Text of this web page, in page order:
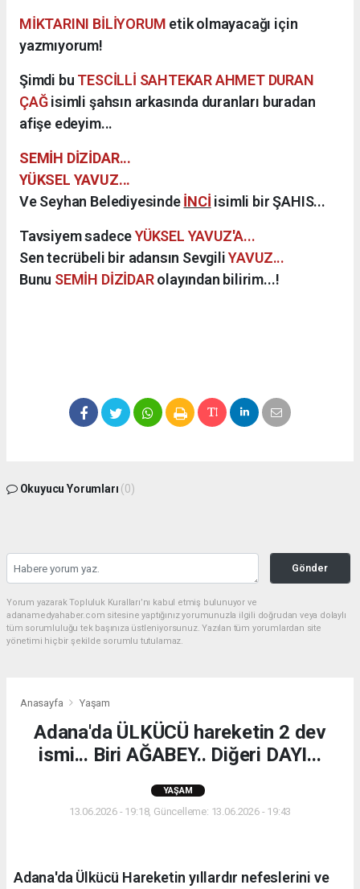
MİKTARINI BİLİYORUM etik olmayacağı için
yazmıyorum!
Şimdi bu TESCİLLİ SAHTEKAR AHMET DURAN
ÇAĞisimli şahsın arkasında duranları buradan
afişe edeyim...
SEMİH DİZİDAR...
YÜKSEL YAVUZ...
Ve Seyhan BelediyesindeİNCİ isimli bir ŞAHIS...
Tavsiyem sadeceYÜKSEL YAVUZ'A...
Sen tecrübeli bir adansın SevgiliYAVUZ...
Bunu SEMİH DİZİDARolayından bilirim...!
Okuyucu Yorumları (0)
Gönder
Yorum yazarak Topluluk Kuralları’nı kabul etmiş bulunuyor ve
adanamedyahaber.com sitesine yaptığınız yorumunuzla ilgili doğrudan veya dolaylı
tüm sorumluluğu tek başınıza üstleniyorsunuz. Yazılan tüm yorumlardan site
yönetimi hiçbir şekilde sorumlu tutulamaz.
Anasayfa Yaşam
Adana'da ÜLKÜCÜ hareketin 2 dev
ismi... Biri AĞABEY.. Diğeri DAYI...
YAŞAM
13.06.2026 - 19:18, Güncelleme: 13.06.2026 - 19:43
Adana'da Ülkücü Hareketin yıllardır nefeslerini ve